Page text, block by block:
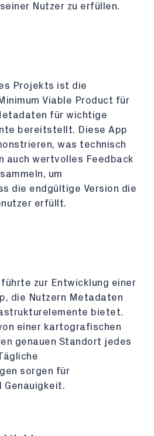
Nutzer zu erfüllen.
Projekts ist die
Viable Product für
für wichtige
bereitstellt. Diese App
was technisch
auch wertvolles Feedback
um
die endgültige Version die
erfüllt.
zur Entwicklung einer
die Nutzern Metadaten
bietet.
einer kartografischen
genauen Standort jedes
sorgen für
Genauigkeit.